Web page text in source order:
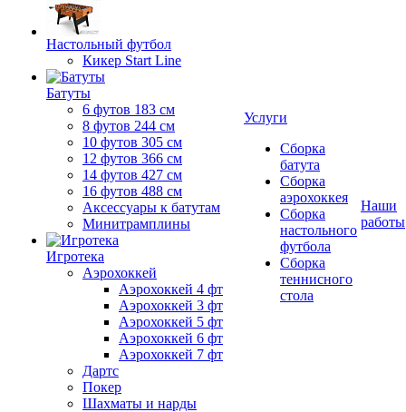
Настольный футбол
Кикер Start Line
Батуты
6 футов 183 см
8 футов 244 см
10 футов 305 см
12 футов 366 см
14 футов 427 см
16 футов 488 см
Аксессуары к батутам
Минитрамплины
Игротека
Аэрохоккей
Аэрохоккей 4 фт
Аэрохоккей 3 фт
Аэрохоккей 5 фт
Аэрохоккей 6 фт
Аэрохоккей 7 фт
Дартс
Покер
Шахматы и нарды
Услуги
Сборка
батута
Сборка
аэрохоккея
Сборка
настольного
футбола
Сборка
теннисного
стола
Наши
работы